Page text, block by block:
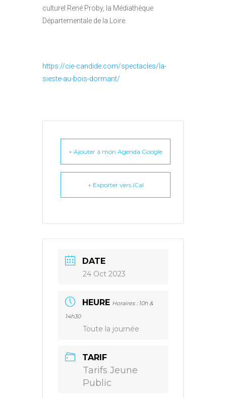
culturel René Proby, la Médiathèque
Départementale de la Loire.
https://cie-candide.com/spectacles/la-
sieste-au-bois-dormant/
+ Ajouter à mon Agenda Google
+ Exporter vers iCal
DATE
24 Oct 2023
HEURE Horaires : 10h &
14h30
Toute la journée
TARIF
Tarifs Jeune
Public